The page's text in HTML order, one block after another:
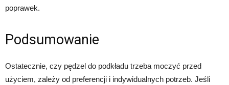
poprawek.
Podsumowanie
Ostatecznie, czy pędzel do podkładu trzeba moczyć przed
użyciem, zależy od preferencji i indywidualnych potrzeb. Jeśli